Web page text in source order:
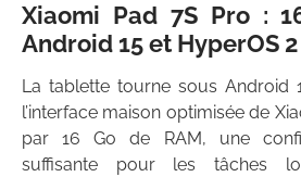
Xiaomi Pad 7S Pro :
Android 15 et HyperOS 2
La tablette tourne sous Android
l’interface maison optimisée de
par 16 Go de RAM, une
suffisante pour les tâches